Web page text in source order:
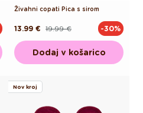
Živahni copati Pica s sirom
Redna
19.99 €
Akcijska
13.99 € -30%
Dodaj v košarico
Nov kroj